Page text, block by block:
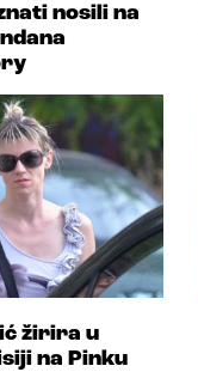
nosili na
žirira u
na Pinku